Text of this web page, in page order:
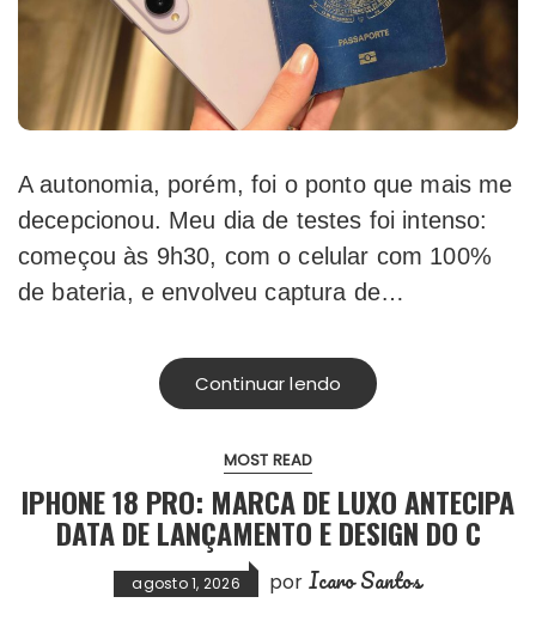
A autonomia, porém, foi o ponto que mais me
decepcionou. Meu dia de testes foi intenso:
começou às 9h30, com o celular com 100%
de bateria, e envolveu captura de…
Continuar lendo
MOST READ
IPHONE 18 PRO: MARCA DE LUXO ANTECIPA
DATA DE LANÇAMENTO E DESIGN DO C
agosto 1, 2026 por Icaro Santos